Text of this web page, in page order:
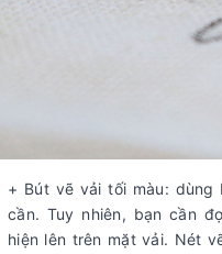
+ Bút vẽ vải tối màu:
cần. Tuy nhiên, bạn cần
hiện lên trên mặt vải. Nét